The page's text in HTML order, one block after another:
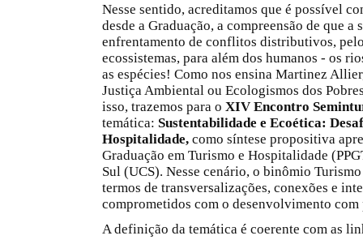
Nesse sentido, acreditamos que é possível
desde a Graduação, a compreensão de que
enfrentamento de conflitos distributivos,
ecossistemas, para além dos humanos - os
as espécies! Como nos ensina Martinez
Justiça Ambiental ou Ecologismos dos
isso, trazemos para o XIV Encontro
temática: Sustentabilidade e Ecoética:
Hospitalidade, como síntese propositiva
Graduação em Turismo e Hospitalidade
Sul (UCS). Nesse cenário, o binômio
termos de transversalizações, conexões e
comprometidos com o desenvolvimento
A definição da temática é coerente com as